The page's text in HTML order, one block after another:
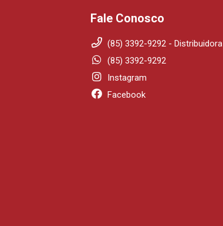
Fale Conosco
(85) 3392-9292 - Distribuidora
(85) 3392-9292
Instagram
Facebook